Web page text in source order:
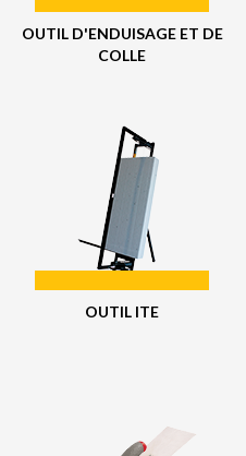
OUTIL D'ENDUISAGE ET DE
COLLE
OUTIL ITE